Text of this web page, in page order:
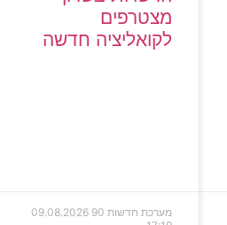
מצטרפים
לקואליציה חדשה
מערכת חדשות 90
09.08.2026